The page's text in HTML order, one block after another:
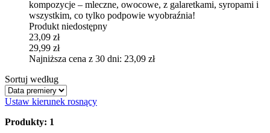
kompozycje – mleczne, owocowe, z galaretkami, syropami i
wszystkim, co tylko podpowie wyobraźnia!
Produkt niedostępny
23,09 zł
29,99 zł
Najniższa cena z 30 dni: 23,09 zł
Sortuj według
Ustaw kierunek rosnący
Produkty: 1